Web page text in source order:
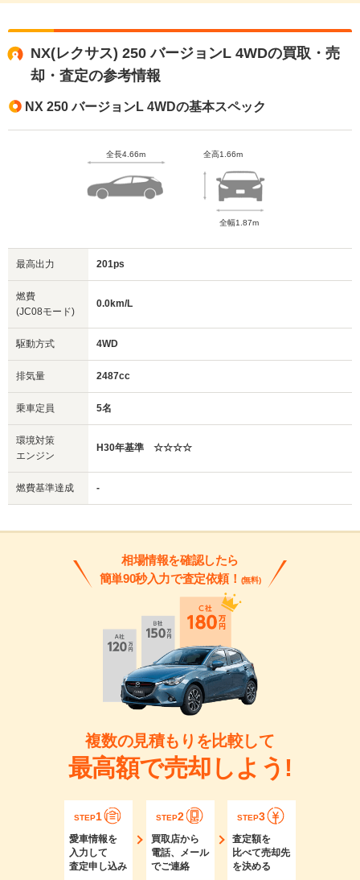
NX(レクサス) 250 バージョンL 4WDの買取・売
却・査定の参考情報
NX 250 バージョンL 4WDの基本スペック
全長4.66m 全高1.66m
全幅1.87m
最高出力 201ps
燃費
(JC08モード)
0.0km/L
駆動方式 4WD
排気量 2487cc
乗車定員 5名
環境対策
エンジン
H30年基準 ☆☆☆☆
燃費基準達成 -
相場情報を確認したら
簡単90秒入力で査定依頼！ (無料)
複数の見積もりを比較して
最高額で売却しよう!
STEP1
愛車情報を
入力して
査定申し込み
STEP2
買取店から
電話、メール
でご連絡
STEP3
査定額を
比べて売却先
を決める